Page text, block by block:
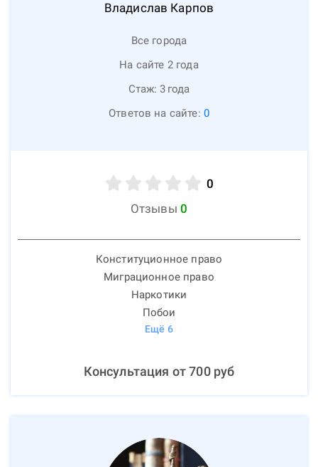
Владислав Карпов
Все города
На сайте 2 года
Стаж: 3 года
Ответов на сайте: 0
0
Отзывы 0
Конституционное право
Миграционное право
Наркотики
Побои
Ещё 6
Консультация от700руб